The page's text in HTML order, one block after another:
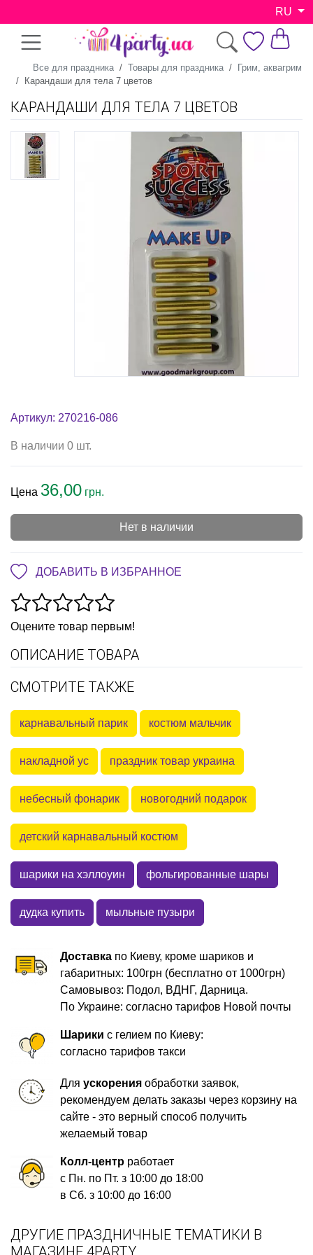
RU
Все для праздника Товары для праздника
Грим, аквагрим
Карандаши для тела 7 цветов
КАРАНДАШИ ДЛЯ ТЕЛА 7 ЦВЕТОВ
Артикул: 270216-086
В наличии 0 шт.
Цена 36,00 грн.
Нет в наличии
ДОБАВИТЬ В ИЗБРАННОЕ
Оцените товар первым!
ОПИСАНИЕ ТОВАРА
СМОТРИТЕ ТАКЖЕ
карнавальный парик костюм мальчик
накладной ус праздник товар украина
небесный фонарик новогодний подарок
детский карнавальный костюм
шарики на хэллоуин фольгированные шары
дудка купить мыльные пузыри
Доставка по Киеву, кроме шариков и
габаритных: 100грн (бесплатно от 1000грн)
Самовывоз: Подол, ВДНГ, Дарница.
По Украине: согласно тарифов Новой почты
Шарики с гелием по Киеву:
согласно тарифов такси
Дляускорения обработки заявок,
рекомендуем делать заказы через корзину на
сайте - это верный способ получить
желаемый товар
Колл-центр работает
с Пн. по Пт. з 10:00 до 18:00
в Сб. з 10:00 до 16:00
ДРУГИЕ ПРАЗДНИЧНЫЕ ТЕМАТИКИ В